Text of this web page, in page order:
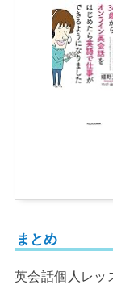
まとめ
英会話個人レッ